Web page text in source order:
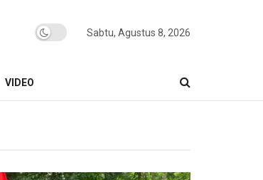
Sabtu, Agustus 8, 2026
VIDEO